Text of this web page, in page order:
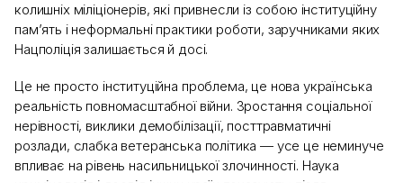
колишніх міліціонерів, які привнесли із собою інституційну
пам’ять і неформальні практики роботи, заручниками яких
Нацполіція залишається й досі.
Це не просто інституційна проблема, це нова українська
реальність повномасштабної війни. Зростання соціальної
нерівності, виклики демобілізації, посттравматичні
розлади, слабка ветеранська політика — усе це неминуче
впливає на рівень насильницької злочинності. Наука